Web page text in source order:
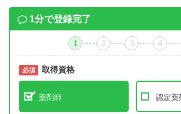
1分で登録完了
1 2 3 4
必須 取得資格
薬剤師 認定薬